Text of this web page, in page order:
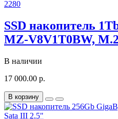
SSD накопитель
MZ-V8V1T0BW,
В наличии
17 000.00 р.
В корзину